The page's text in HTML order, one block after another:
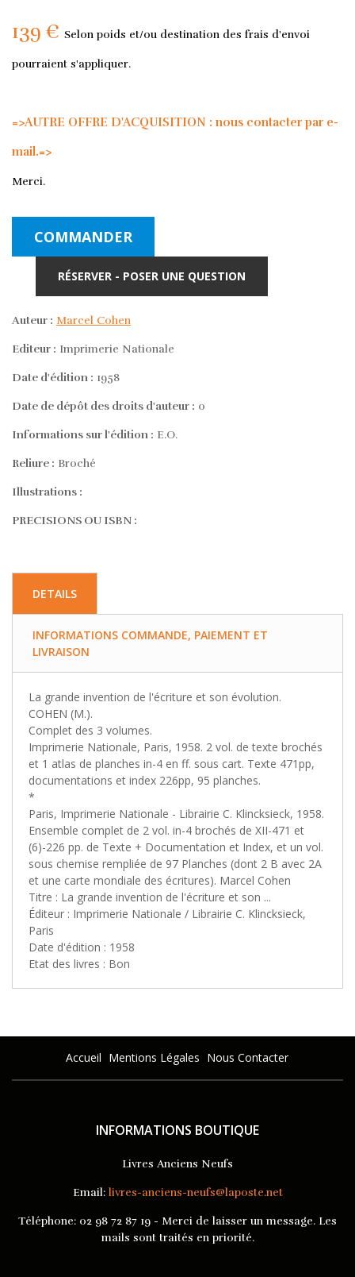
139 € Selon poids et/ou destination des frais d'envoi
pourraient s'appliquer.
=>AUTRE OFFRE D'ACQUISITION : nous contacter par e-
mail.=>
Merci.
COMMANDER
RÉSERVER - POSER UNE QUESTION
Auteur : Marcel Cohen
Editeur : Imprimerie Nationale
Date d'édition : 1958
Date de dépôt des droits d'auteur : 0
Informations sur l'édition : E.O.
Reliure : Broché
Illustrations :
PRECISIONS OU ISBN :
DETAILS
INFORMATIONS COMMANDE, PAIEMENT ET
LIVRAISON
La grande invention de l'écriture et son évolution.
COHEN (M.).
Complet des 3 volumes.
Imprimerie Nationale, Paris, 1958. 2 vol. de texte brochés
et 1 atlas de planches in-4 en ff. sous cart. Texte 471pp,
documentations et index 226pp, 95 planches.
*
Paris, Imprimerie Nationale - Librairie C. Klincksieck, 1958.
Ensemble complet de 2 vol. in-4 brochés de XII-471 et
(6)-226 pp. de Texte + Documentation et Index, et un vol.
sous chemise rempliée de 97 Planches (dont 2 B avec 2A
et une carte mondiale des écritures). Marcel Cohen
Titre : La grande invention de l'écriture et son ...
Éditeur : Imprimerie Nationale / Librairie C. Klincksieck,
Paris
Date d'édition : 1958
Etat des livres : Bon
Accueil Mentions Légales Nous Contacter
INFORMATIONS BOUTIQUE
Livres Anciens Neufs
Email: livres-anciens-neufs@laposte.net
Téléphone: 02 98 72 87 19 - Merci de laisser un message. Les
mails sont traités en priorité.